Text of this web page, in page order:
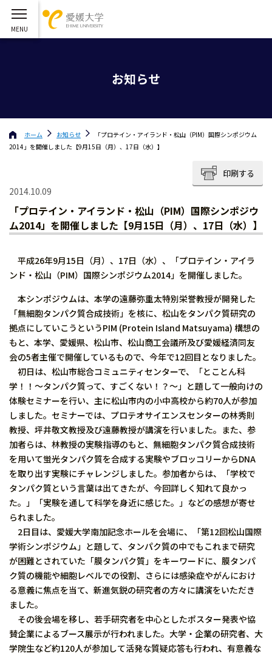
お知らせ
ホーム お知らせ
「プロテイン・アイランド・松山（PIM）国際シンポジウム
2014」を開催しました【9月15日（月）、17日（水）】
印刷する
2014.10.09
「プロテイン・アイランド・松山（PIM）国際シンポジウ
ム2014」を開催しました【9月15日（月）、17日（水）】
平成26年9月15日（月）、17日（水）、「プロテイン・アイラ
ンド・松山（PIM）国際シンポジウム2014」を開催しました。
本シンポジウムは、本学の遠藤弥重太特別栄誉教授が開発した
「無細胞タンパク質合成技術」を核に、松山をタンパク質研究の
拠点にしていこうというPIM (Protein Island Matsuyama) 構想の
もと、本学、愛媛県、松山市、松山商工会議所及び愛媛経済同友
会の5者主催で開催しているもので、今年で12回目となりました。
初日は、松山市総合コミュニティセンターで、「とことん科
学！！〜タンパク質って、すごくない！？〜」と題して一般向けの
体験セミナーを行い、主に松山市内の小中高校から約70人が参加
しました。セミナーでは、プロテオサイエンスセンターの林秀則
教授、坪井敬文教授及び遠藤教授が講演を行いました。また、参
加者らは、林教授の実験指導のもと、無細胞タンパク質合成技術
を用いて蛍光タンパク質を合成する実験やブロッコリーからDNA
を取り出す実験にチャレンジしました。参加者からは、「学校で
タンパク質という言葉は出てきたが、今回詳しく知れて良かっ
た。」「実験を通して科学を身近に感じた。」などの感想が寄せ
られました。
2日目は、愛媛大学南加記念ホールを会場に、「第12回松山国際
学術シンポジウム」と題して、タンパク質の中でもこれまで研究
が困難とされていた「膜タンパク質」をキーワードに、膜タンパ
ク質の機能や細胞レベルでの役割、さらには感染症やがんにおけ
る意義に焦点を当て、新進気鋭の研究者の方々に講演をいただき
ました。
その後会場を移し、若手研究者を中心としたポスター発表や協
賛企業によるブース展示が行われました。大学・企業の研究者、大
学院生など約120人が参加して活発な質疑応答も行われ、有意義な